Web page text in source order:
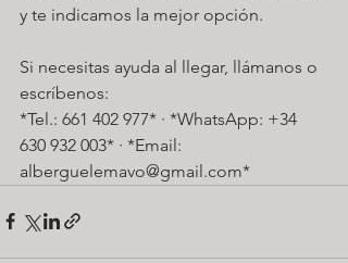
y te indicamos la mejor opción.
Si necesitas ayuda al llegar, llámanos o
escríbenos:
*Tel.: 661 402 977* · *WhatsApp: +34
630 932 003* · *Email:
alberguelemavo@gmail.com*